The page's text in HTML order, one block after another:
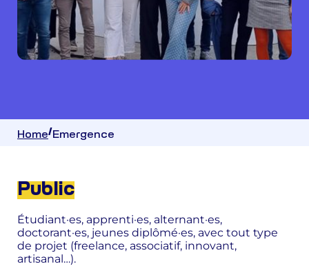
Home Emergence
Public
Étudiant·es, apprenti·es, alternant·es,
doctorant·es, jeunes diplômé·es, avec tout type
de projet (freelance, associatif, innovant,
artisanal…).